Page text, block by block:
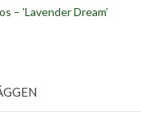
– ’Lavender Dream’